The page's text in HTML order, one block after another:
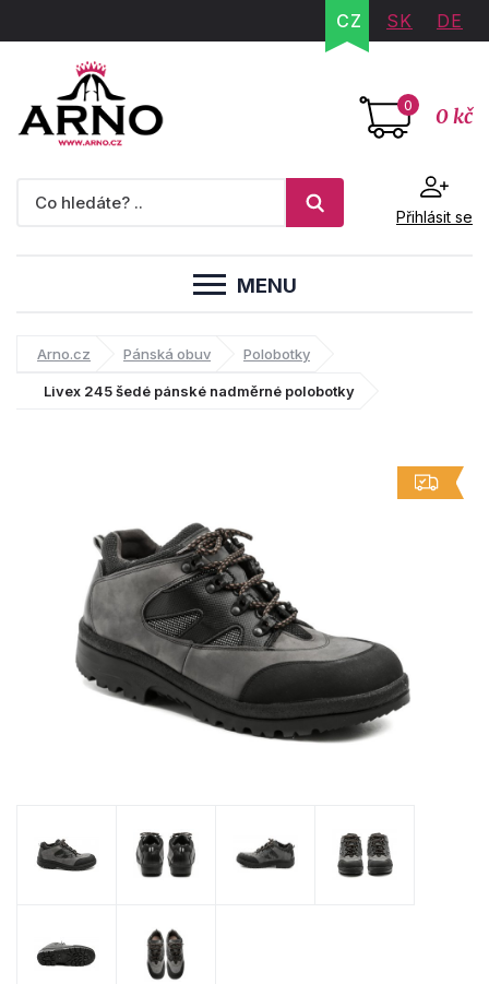
CZ SK DE
0 0 kč
Přihlásit se
MENU
Arno.cz Pánská obuv Polobotky
Livex 245 šedé pánské nadměrné polobotky